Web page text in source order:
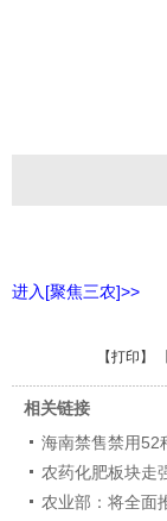
进入[聚焦三农]>>
【打印 】
相关链接
海南禁售禁用52
农药化肥板块走
农业部：将全面